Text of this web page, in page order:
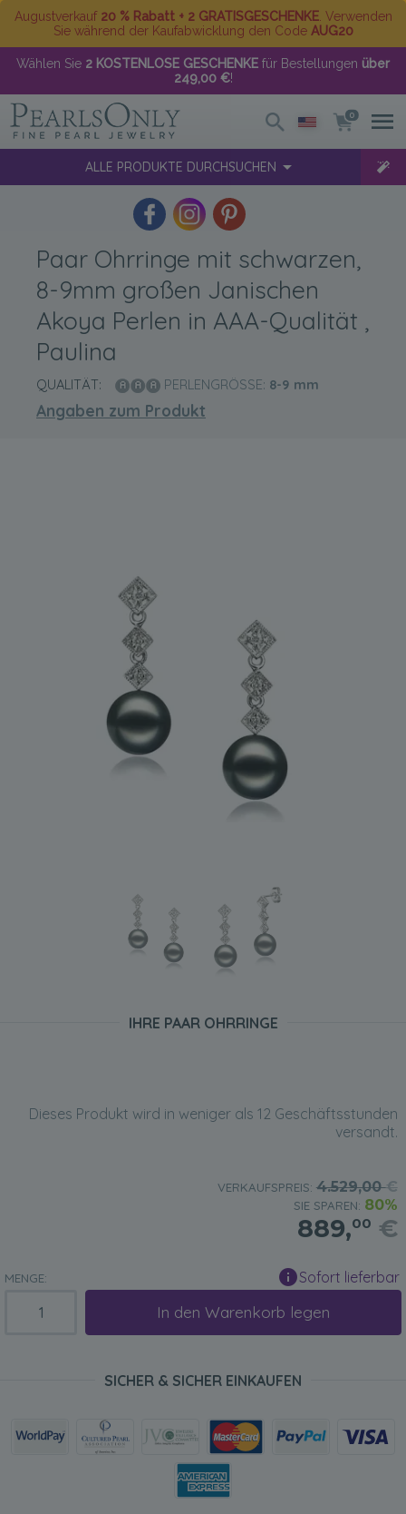
Augustverkauf 20 % Rabatt + 2 GRATISGESCHENKE. Verwenden
Sie während der Kaufabwicklung den Code AUG20
Wählen Sie 2 KOSTENLOSE GESCHENKE für Bestellungen über
249,00 €!
0
ALLE PRODUKTE DURCHSUCHEN
Paar Ohrringe mit schwarzen,
8-9mm großen Janischen
Akoya Perlen in AAA-Qualität ,
Paulina
QUALITÄT: PERLENGRÖSSE: 8-9 mm
Angaben zum Produkt
IHRE PAAR OHRRINGE
Dieses Produkt wird in weniger als 12 Geschäftsstunden
versandt.
VERKAUFSPREIS: 4.529,00€
SIE SPAREN: 80%
889,00 €
MENGE: Sofort lieferbar
In den Warenkorb legen
SICHER & SICHER EINKAUFEN